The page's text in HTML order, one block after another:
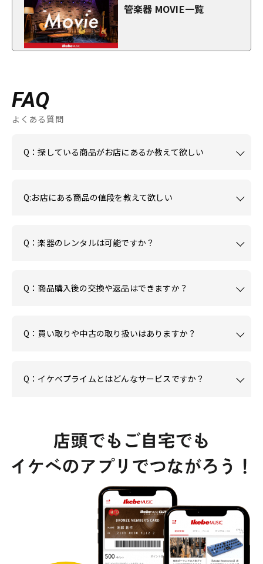
管楽器 MOVIE一覧
FAQ
よくある質問
Q：探している商品がお店にあるか教えて欲しい
Q:お店にある商品の値段を教えて欲しい
Q：楽器のレンタルは可能ですか？
Q：商品購入後の交換や返品はできますか？
Q：買い取りや中古の取り扱いはありますか？
Q：イケベプライムとはどんなサービスですか？